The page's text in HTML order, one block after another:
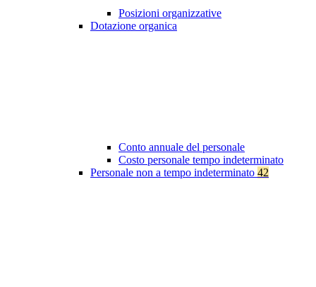
Posizioni organizzative
Dotazione organica
Conto annuale del personale
Costo personale tempo indeterminato
Personale non a tempo indeterminato 42